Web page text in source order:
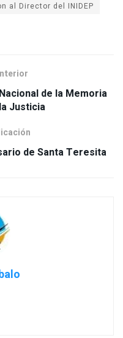
al Director del INIDEP
de la Memoria
por la Verdad y la Justicia‏
de Santa Teresita